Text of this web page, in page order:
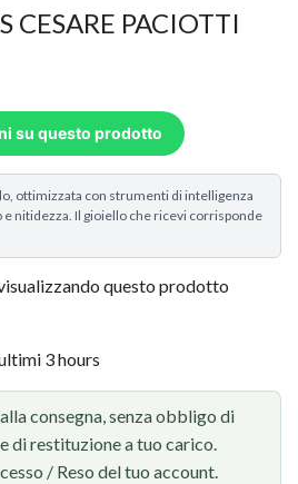
CESARE PACIOTTI
su questo prodotto
ottimizzata con strumenti di intelligenza
nitidezza. Il gioiello che ricevi corrisponde
questo prodotto
3 hours
consegna, senza obbligo di
di restituzione a tuo carico.
/ Reso del tuo account.